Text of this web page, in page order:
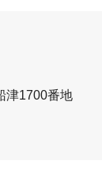
津1700番地